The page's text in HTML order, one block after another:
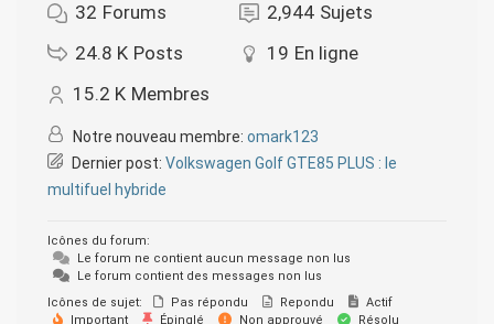
32 Forums 2,944 Sujets
24.8 K Posts 19 En ligne
15.2 K Membres
Notre nouveau membre: omark123
Dernier post: Volkswagen Golf GTE85 PLUS : le
multifuel hybride
Icônes du forum:
Le forum ne contient aucun message non lus
Le forum contient des messages non lus
Icônes de sujet:
Pas répondu Repondu
Actif
Important
Épinglé Non approuvé Résolu